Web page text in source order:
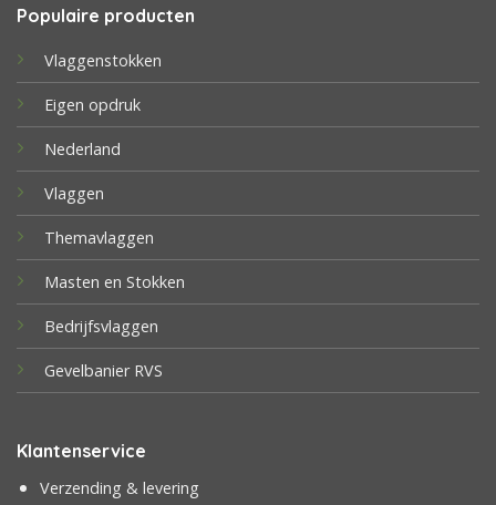
Populaire producten
Vlaggenstokken
Eigen opdruk
Nederland
Vlaggen
Themavlaggen
Masten en Stokken
Bedrijfsvlaggen
Gevelbanier RVS
Klantenservice
Verzending & levering